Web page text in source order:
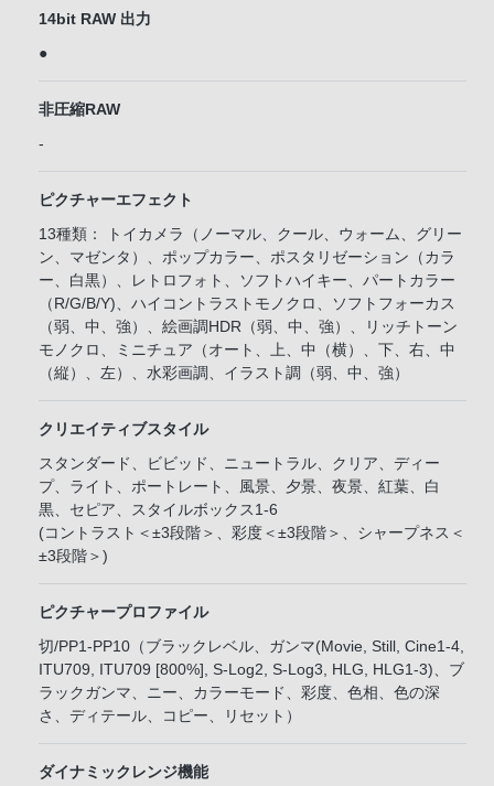
14bit RAW 出力
●
非圧縮RAW
-
ピクチャーエフェクト
13種類： トイカメラ（ノーマル、クール、ウォーム、グリー
ン、マゼンタ）、ポップカラー、ポスタリゼーション（カラ
ー、白黒）、レトロフォト、ソフトハイキー、パートカラー
（R/G/B/Y)、ハイコントラストモノクロ、ソフトフォーカス
（弱、中、強）、絵画調HDR（弱、中、強）、リッチトーン
モノクロ、ミニチュア（オート、上、中（横）、下、右、中
（縦）、左）、水彩画調、イラスト調（弱、中、強）
クリエイティブスタイル
スタンダード、ビビッド、ニュートラル、クリア、ディー
プ、ライト、ポートレート、風景、夕景、夜景、紅葉、白
黒、セピア、スタイルボックス1-6
(コントラスト＜±3段階＞、彩度＜±3段階＞、シャープネス＜
±3段階＞)
ピクチャープロファイル
切/PP1-PP10（ブラックレベル、ガンマ(Movie, Still, Cine1-4,
ITU709, ITU709 [800%], S-Log2, S-Log3, HLG, HLG1-3)、ブ
ラックガンマ、ニー、カラーモード、彩度、色相、色の深
さ、ディテール、コピー、リセット）
ダイナミックレンジ機能